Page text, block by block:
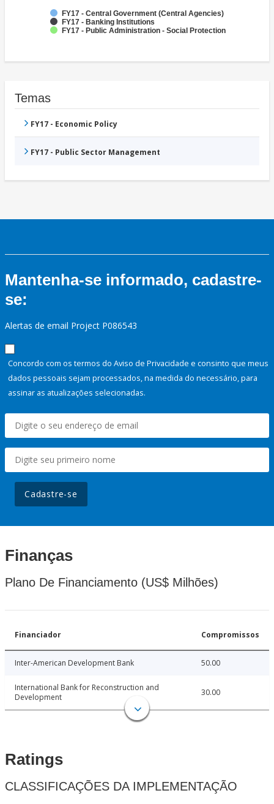
FY17 - Central Government (Central Agencies)
FY17 - Banking Institutions
FY17 - Public Administration - Social Protection
Temas
FY17 - Economic Policy
FY17 - Public Sector Management
Mantenha-se informado, cadastre-
se:
Alertas de email Project P086543
Concordo com os termos do Aviso de Privacidade e consinto que meus
dados pessoais sejam processados, na medida do necessário, para
assinar as atualizações selecionadas.
Cadastre-se
Finanças
Plano De Financiamento (US$ Milhões)
Financiador Compromissos
Inter-American Development Bank 50.00
International Bank for Reconstruction and
Development
30.00
Ratings
CLASSIFICAÇÕES DA IMPLEMENTAÇÃO